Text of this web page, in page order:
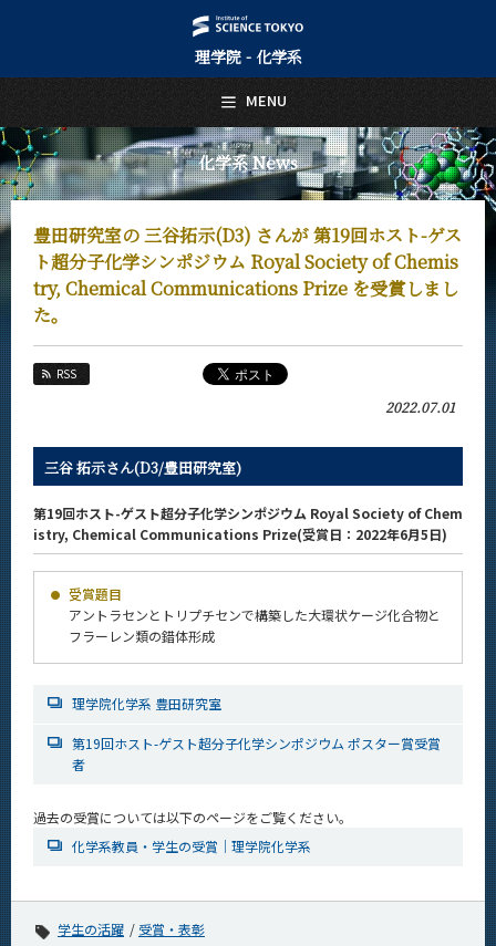
理学院 - 化学系
化学系 News
豊田研究室の 三谷拓示(D3) さんが 第19回ホスト-ゲス
ト超分子化学シンポジウム Royal Society of Chemis
try, Chemical Communications Prize を受賞しまし
た。
RSS
2022.07.01
三谷 拓示さん(D3/豊田研究室)
第19回ホスト-ゲスト超分子化学シンポジウム Royal Society of Chem
istry, Chemical Communications Prize(受賞日：2022年6月5日)
受賞題目
アントラセンとトリプチセンで構築した大環状ケージ化合物と
フラーレン類の錯体形成
理学院化学系 豊田研究室
第19回ホスト-ゲスト超分子化学シンポジウム ポスター賞受賞
者
過去の受賞については以下のページをご覧ください。
化学系教員・学生の受賞｜理学院化学系
学生の活躍
受賞・表彰
MENU
日本語 English
トップページ
Top Page
化学系について
About Us
教育
Education
未来
Future
Admissions
News
News 一覧
カテゴリ別
課程別
サイト構成